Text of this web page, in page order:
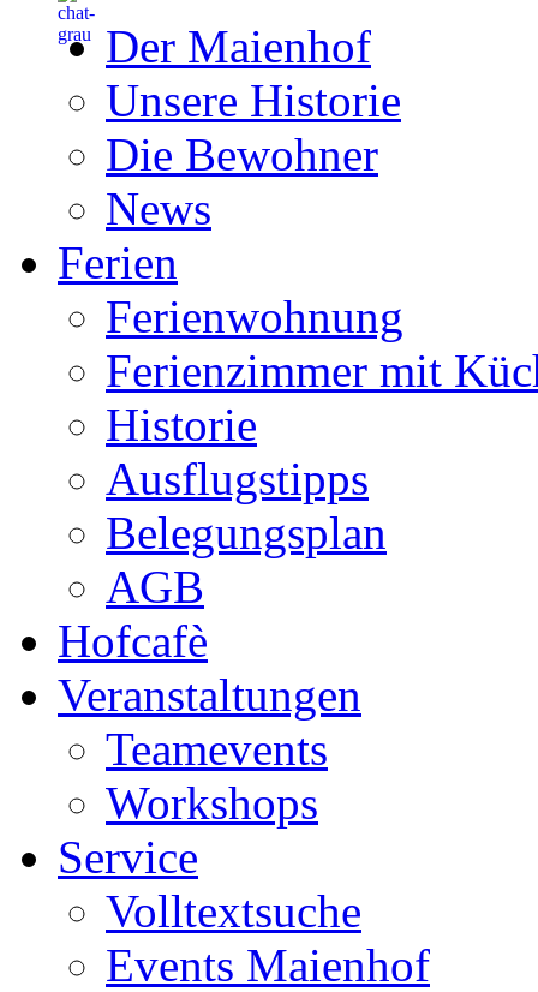
Der Maienhof
Unsere Historie
Die Bewohner
News
Ferien
Ferienwohnung
Ferienzimmer mit
Historie
Ausflugstipps
Belegungsplan
AGB
Hofcafè
Veranstaltungen
Teamevents
Workshops
Service
Volltextsuche
Events Maienhof